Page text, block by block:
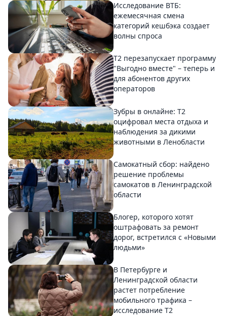
Исследование ВТБ:
ежемесячная смена
категорий кешбэка создает
волны спроса
Т2 перезапускает программу
"Выгодно вместе" – теперь и
для абонентов других
операторов
Зубры в онлайне: Т2
оцифровал места отдыха и
наблюдения за дикими
животными в Ленобласти
Самокатный сбор: найдено
решение проблемы
самокатов в Ленинградской
области
Блогер, которого хотят
оштрафовать за ремонт
дорог, встретился с «Новыми
людьми»
В Петербурге и
Ленинградской области
растет потребление
мобильного трафика –
исследование T2